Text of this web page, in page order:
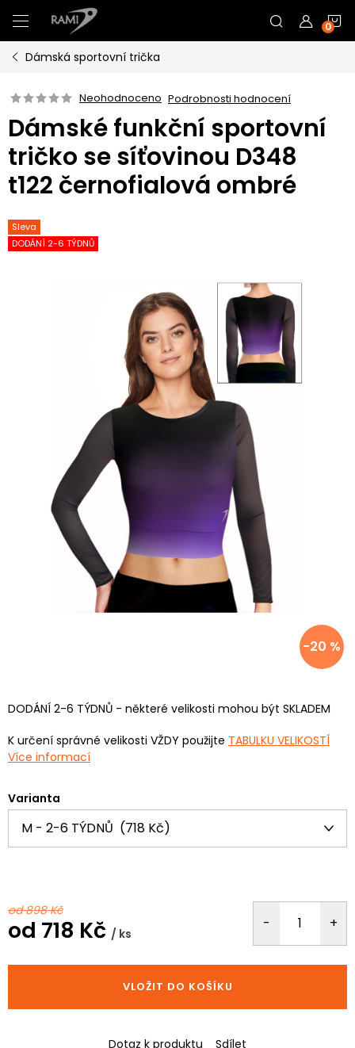
na
obsah
Dámská sportovní trička
Neohodnoceno Podrobnosti hodnocení
Dámské funkční sportovní
tričko se síťovinou D348
t122 černofialová ombré
Sleva
DODÁNÍ 2-6 TÝDNŮ
-20 %
DODÁNÍ 2-6 TÝDNŮ - některé velikosti mohou být SKLADEM
K určení správné velikosti VŽDY použijte TABULKU VELIKOSTÍ
Více informací
Varianta
od 898 Kč
od 718 Kč / ks
cena:
VLOŽIT DO KOŠÍKU
Dotaz k produktu Sdílet